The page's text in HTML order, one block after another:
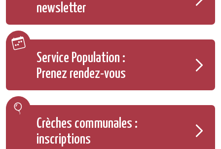
newsletter
Service Population :
Prenez rendez-vous
Crèches communales :
inscriptions